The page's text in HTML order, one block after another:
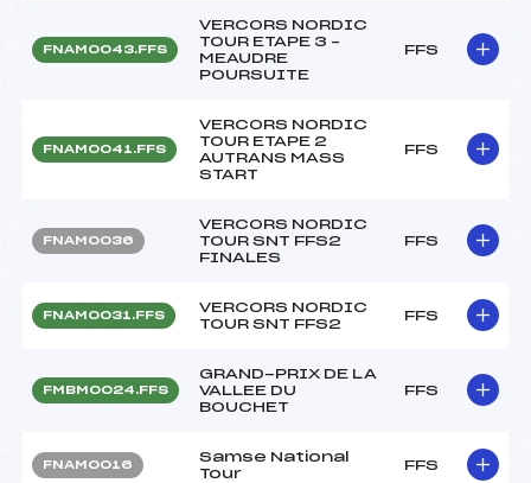
FNAM0043.FFS
VERCORS NORDIC
TOUR ETAPE 3 –
MEAUDRE
POURSUITE
FFS
FNAM0041.FFS
VERCORS NORDIC
TOUR ETAPE 2
AUTRANS MASS
START
FFS
FNAM0036
VERCORS NORDIC
TOUR SNT FFS2
FINALES
FFS
FNAM0031.FFS
VERCORS NORDIC
TOUR SNT FFS2
FFS
FMBM0024.FFS
GRAND-PRIX DE LA
VALLEE DU
BOUCHET
FFS
FNAM0016
Samse National
Tour
FFS